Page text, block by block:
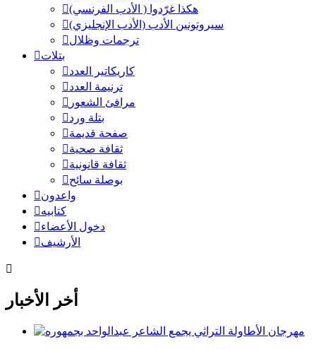
هكذا غرّدوا ( الأدب الفرنسي)
سيروتونين الأدب (الأدب الإنجليزي)
ترجمات وظلال
بتلات
كاريكاتير العدد
ترنيمة العدد
مرافئ الشعور
بتلة ورد
صفحة قديمة
ثقافة صحية
ثقافة قانونية
بوصلة سائح
واعدون
كتابيه
دخول الأعضاء
الأرشيف
أخر الأخبار